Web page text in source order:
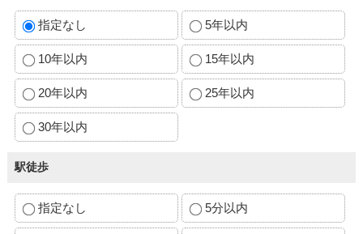
指定なし 5年以内
10年以内 15年以内
20年以内 25年以内
30年以内
駅徒歩
指定なし 5分以内